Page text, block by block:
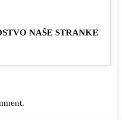
NAŠE STRANKE